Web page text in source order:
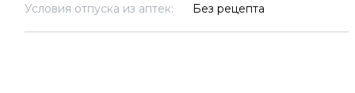
Условия отпуска из аптек: Без рецепта